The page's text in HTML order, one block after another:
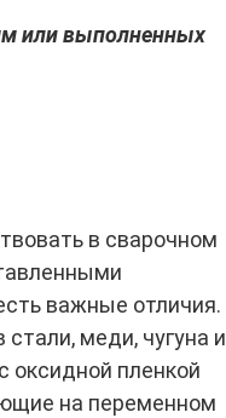
или выполненных
в сварочном
важные отличия.
меди, чугуна и
оксидной пленкой
на переменном